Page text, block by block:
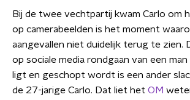
Bij de twee vechtpartij kwam Carlo om
op camerabeelden is het moment
aangevallen niet duidelijk terug te zien.
op sociale media rondgaan van een
ligt en geschopt wordt is een ander
de 27-jarige Carlo. Dat liet het OM